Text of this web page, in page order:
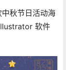
秋节日活动海
软件